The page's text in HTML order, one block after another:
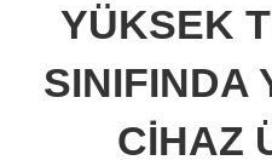
YÜKSEK
SINIFINDA
CİHAZ